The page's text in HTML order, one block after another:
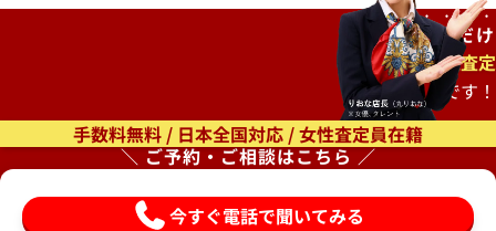
ご自宅で待つだけ
出張査定
もオススメです！
手数料無料 / 日本全国対応 / 女性査定員在籍
＼ ご予約・ご相談はこちら ／
今すぐ電話で聞いてみる